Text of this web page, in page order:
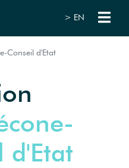
> EN
Conseil d'Etat
d'Etat